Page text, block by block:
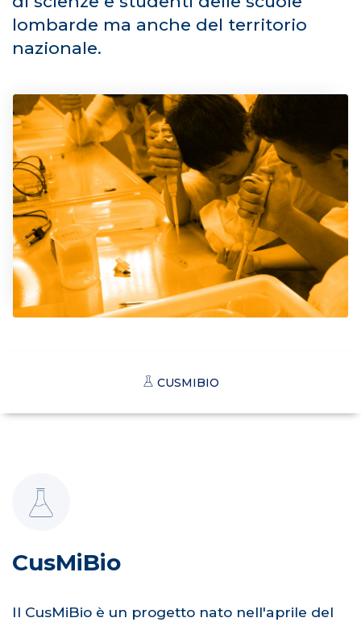
lombarde ma anche del territorio
nazionale.
CUSMIBIO
CusMiBio
Il CusMiBio è un progetto nato nell'aprile del